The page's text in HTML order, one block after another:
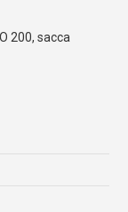
200, sacca